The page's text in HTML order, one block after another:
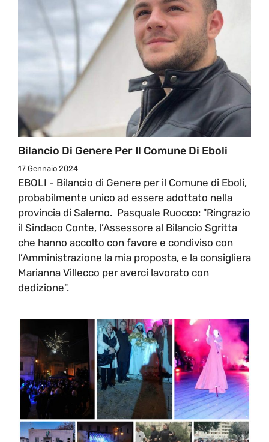
Bilancio Di Genere Per Il Comune Di Eboli
17 Gennaio 2024
EBOLI - Bilancio di Genere per il Comune di Eboli,
probabilmente unico ad essere adottato nella
provincia di Salerno. Pasquale Ruocco: "Ringrazio
il Sindaco Conte, l’Assessore al Bilancio Sgritta
che hanno accolto con favore e condiviso con
l’Amministrazione la mia proposta, e la consigliera
Marianna Villecco per averci lavorato con
dedizione".